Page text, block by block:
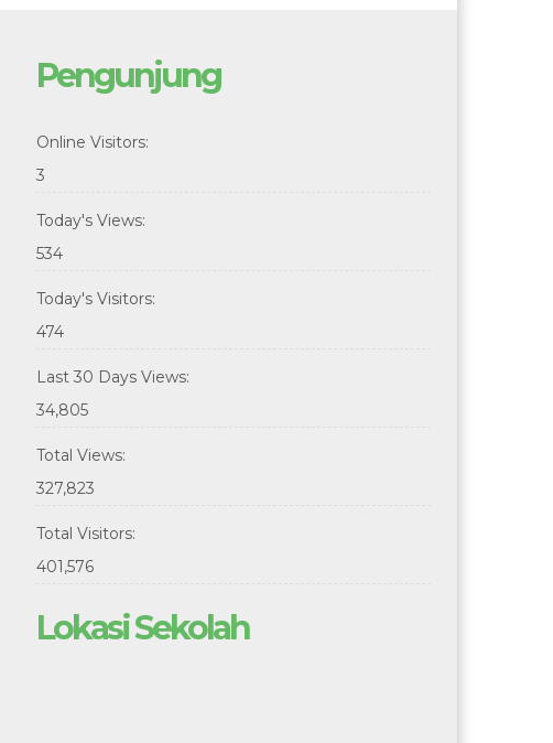
Pengunjung
Online Visitors:
3
Today's Views:
534
Today's Visitors:
474
Last 30 Days Views:
34,805
Total Views:
327,823
Total Visitors:
401,576
Lokasi Sekolah